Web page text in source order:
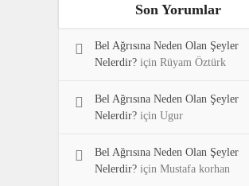
Son Yorumlar
Bel Ağrısına Neden Olan Şeyler
Nelerdir? için Rüyam Öztürk
Bel Ağrısına Neden Olan Şeyler
Nelerdir? için Ugur
Bel Ağrısına Neden Olan Şeyler
Nelerdir? için Mustafa korhan